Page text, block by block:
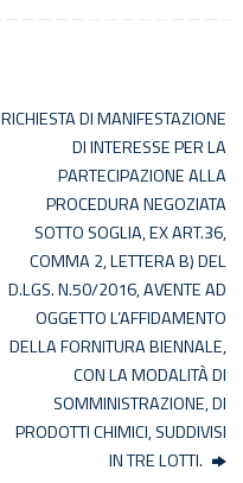
RICHIESTA DI MANIFESTAZIONE
DI INTERESSE PER LA
PARTECIPAZIONE ALLA
PROCEDURA NEGOZIATA
SOTTO SOGLIA, EX ART.36,
COMMA 2, LETTERA B) DEL
D.LGS. N.50/2016, AVENTE AD
OGGETTO L’AFFIDAMENTO
DELLA FORNITURA BIENNALE,
CON LA MODALITÀ DI
SOMMINISTRAZIONE, DI
PRODOTTI CHIMICI, SUDDIVISI
IN TRE LOTTI.